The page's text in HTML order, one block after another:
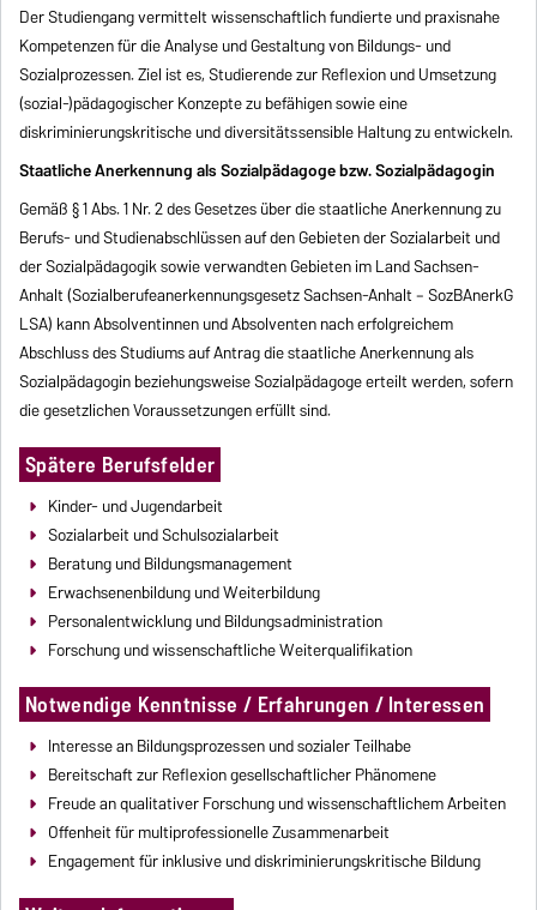
Der Studiengang vermittelt wissenschaftlich fundierte und praxisnahe
Kompetenzen für die Analyse und Gestaltung von Bildungs- und
Sozialprozessen. Ziel ist es, Studierende zur Reflexion und Umsetzung
(sozial-)pädagogischer Konzepte zu befähigen sowie eine
diskriminierungskritische und diversitätssensible Haltung zu entwickeln.
Staatliche Anerkennung als Sozialpädagoge bzw. Sozialpädagogin
Gemäß § 1 Abs. 1 Nr. 2 des Gesetzes über die staatliche Anerkennung zu
Berufs- und Studienabschlüssen auf den Gebieten der Sozialarbeit und
der Sozialpädagogik sowie verwandten Gebieten im Land Sachsen-
Anhalt (Sozialberufeanerkennungsgesetz Sachsen-Anhalt – SozBAnerkG
LSA) kann Absolventinnen und Absolventen nach erfolgreichem
Abschluss des Studiums auf Antrag die staatliche Anerkennung als
Sozialpädagogin beziehungsweise Sozialpädagoge erteilt werden, sofern
die gesetzlichen Voraussetzungen erfüllt sind.
Spätere Berufsfelder
Kinder- und Jugendarbeit
Sozialarbeit und Schulsozialarbeit
Beratung und Bildungsmanagement
Erwachsenenbildung und Weiterbildung
Personalentwicklung und Bildungsadministration
Forschung und wissenschaftliche Weiterqualifikation
Notwendige Kenntnisse / Erfahrungen / Interessen
Interesse an Bildungsprozessen und sozialer Teilhabe
Bereitschaft zur Reflexion gesellschaftlicher Phänomene
Freude an qualitativer Forschung und wissenschaftlichem Arbeiten
Offenheit für multiprofessionelle Zusammenarbeit
Engagement für inklusive und diskriminierungskritische Bildung